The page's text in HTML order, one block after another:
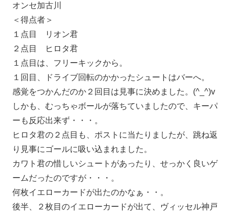
オンセ加古川
＜得点者＞
１点目 リオン君
２点目 ヒロタ君
１点目は、フリーキックから。
１回目、ドライブ回転のかかったシュートはバーへ。
感覚をつかんだのか２回目は見事に決めました。(^_^)v
しかも、むっちゃボールが落ちていましたので、キーパ
ーも反応出来ず・・・。
ヒロタ君の２点目も、ポストに当たりましたが、跳ね返
り見事にゴールに吸い込まれました。
カワト君の惜しいシュートがあったり、せっかく良いゲ
ームだったのですが・・・。
何枚イエローカードが出たのかなぁ・・。
後半、２枚目のイエローカードが出て、ヴィッセル神戸